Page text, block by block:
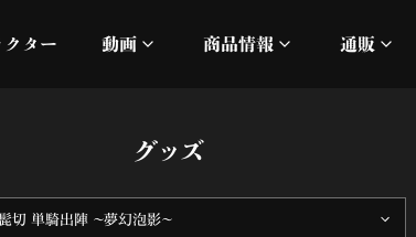
クター 動画 商品情報
髭切 単騎出陣 ～夢幻泡影～
通販
グッズ
切 単騎出陣 ～夢幻泡影～